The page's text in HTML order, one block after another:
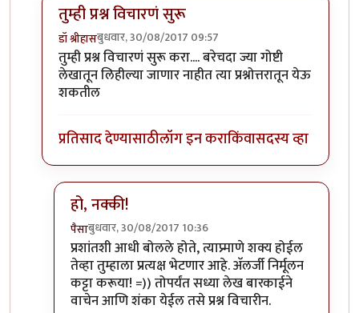
तुम्ही प्रश्न विचारणं सुरू
डॉ श्रीहासबुधवार, 30/08/2017 09:57
In reply toउत्तम माहितीbyपैसा
तुम्ही प्रश्न विचारणं सुरू करा.... बरेचदा ज्या गोष्टी
लेखातून लिहील्या जाणार नाहीत त्या प्रश्नोत्तरातून येऊ
शकतील
प्रतिसाद देण्यासाठीलॉग इन कराकिंवासदस्य व्हा
हो, नक्की!
पैसाबुधवार, 30/08/2017 10:36
In reply toतुम्ही प्रश्न विचारणं सुरूbyडॉ श्रीहास
प्रशांतशी आधी बोलले होते, त्याप्र्माणे शक्य होईल
तेव्हा तुम्हाला प्रत्यक्ष भेटणार आहे. अ‍ॅलर्जी निर्मूलन
कट्टा करूया! =)) तोपर्यंत सध्या लेख बारकाईने
वाचेन आणि शंका येईल तसे प्रश्न विचारीन.